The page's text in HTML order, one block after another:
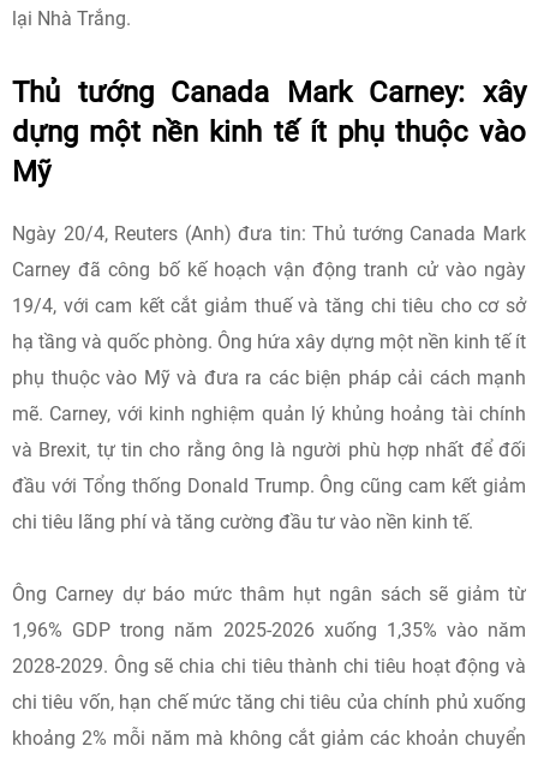
lại Nhà Trắng.
Thủ tướng Canada Mark Carney: xây
dựng một nền kinh tế ít phụ thuộc vào
Mỹ
Ngày 20/4, Reuters (Anh) đưa tin: Thủ tướng Canada Mark
Carney đã công bố kế hoạch vận động tranh cử vào ngày
19/4, với cam kết cắt giảm thuế và tăng chi tiêu cho cơ sở
hạ tầng và quốc phòng. Ông hứa xây dựng một nền kinh tế ít
phụ thuộc vào Mỹ và đưa ra các biện pháp cải cách mạnh
mẽ. Carney, với kinh nghiệm quản lý khủng hoảng tài chính
và Brexit, tự tin cho rằng ông là người phù hợp nhất để đối
đầu với Tổng thống Donald Trump. Ông cũng cam kết giảm
chi tiêu lãng phí và tăng cường đầu tư vào nền kinh tế.
Ông Carney dự báo mức thâm hụt ngân sách sẽ giảm từ
1,96% GDP trong năm 2025-2026 xuống 1,35% vào năm
2028-2029. Ông sẽ chia chi tiêu thành chi tiêu hoạt động và
chi tiêu vốn, hạn chế mức tăng chi tiêu của chính phủ xuống
khoảng 2% mỗi năm mà không cắt giảm các khoản chuyển